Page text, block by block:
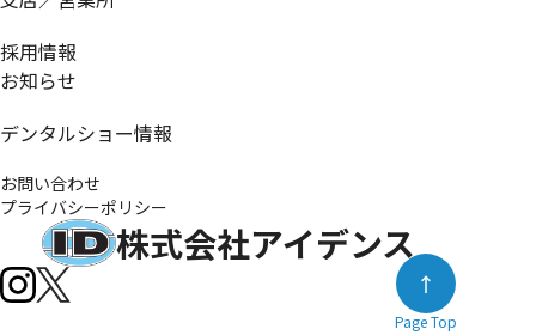
採用情報
お知らせ
デンタルショー情報
お問い合わせ
プライバシーポリシー
株式会社アイデンス
Page Top